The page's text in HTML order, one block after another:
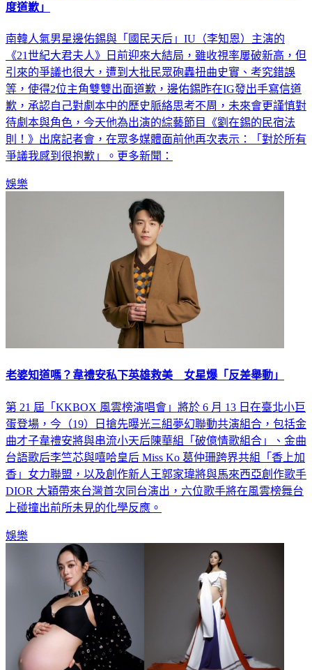
度道歉」
南韓人氣男星邊佑錫與「國民天后」IU（李知恩）主演的
《21世紀大君夫人》日前迎來大結局，雖收視率屢破新高，但
引來的爭議也很大，遭到大批民眾砲轟扭曲史實、考究錯誤
等，使得2位主角雙雙出面道歉，邊佑錫昨在IG發出手寫信道
歉，承認自己對劇本中的歷史脈絡思考不周，未來會更謹慎對
待劇本與角色，今天他為出演的綜藝節目《劉在錫的民宿法
則！》出席記者會，在眾多媒體面前他再次表示：「對於所有
爭議我感到很抱歉」。更多新聞：
娛樂
老婆知道嗎？韋禮安私下英雄救美 女星爆「反差舉動」
第 21 屆「KKBOX 風雲榜演唱會」將於 6 月 13 日在臺北小巨
蛋登場，今（19）日搶先曝光三組夢幻聯動共演組合，包括金
曲才子韋禮安將與串流小天后陳華組「破億情歌組合」、金曲
台語歌后李竺芯與嘻哈皇后 Miss Ko 葛仲珊跨界共組「香上加
香」女力聯盟，以及創作新人王郭家瑋將與馬來西亞創作歌手
DIOR 大穎帶來台灣首次同台演出，六位歌手將在風雲榜舞台
上碰撞出前所未見的化學反應。
娛樂